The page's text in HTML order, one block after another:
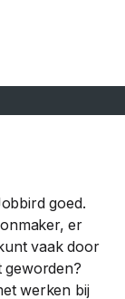
goed.
er
vaak door
geworden?
werken bij